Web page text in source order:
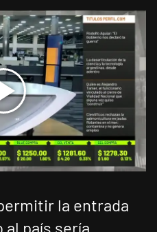
la entrada
al país sería